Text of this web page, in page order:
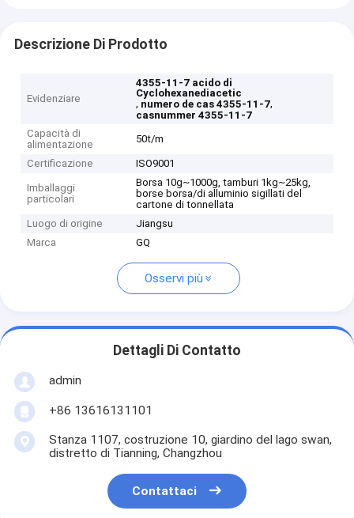
Descrizione Di Prodotto
Evidenziare
4355-11-7 acido di
Cyclohexanediacetic
, numero de cas 4355-11-7,
casnummer 4355-11-7
Capacità di
alimentazione
50t/m
Certificazione ISO9001
Imballaggi
particolari
Borsa 10g~1000g, tamburi 1kg~25kg,
borse borsa/di alluminio sigillati del
cartone di tonnellata
Luogo di origine
Jiangsu
Marca
GQ
Osservi più
Dettagli Di Contatto
admin
+86 13616131101
Stanza 1107, costruzione 10, giardino del lago swan,
distretto di Tianning, Changzhou
Contattaci